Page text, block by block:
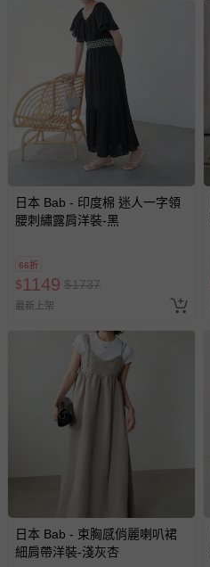
日本 Bab - 印度棉 迷人一字領
腰刺繡露肩洋裝-黑
66折
$1149 $1737
最新上架
日本 Bab - 束胸感俏麗喇叭裙
細肩帶洋裝-淺灰杏